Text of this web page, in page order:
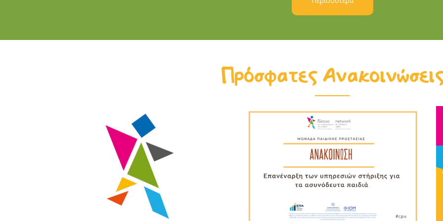
Πρόσφατες